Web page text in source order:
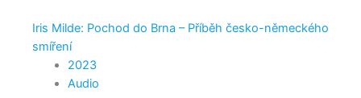
Iris Milde: Pochod do Brna – Příběh česko-německého
smíření
2023
Audio